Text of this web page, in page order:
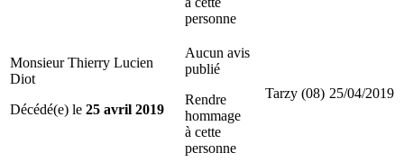
personne
Monsieur Thierry Lucien
Diot
Décédé(e) le 25 avril 2019
Aucun avis
publié
Rendre
hommage
à cette
personne
Tarzy (08) 25/04/2019